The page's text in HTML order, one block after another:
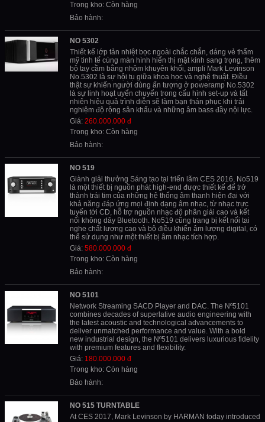
Trong kho: Còn hàng
Bảo hành:
NO 5302
Thiết kế lớp tản nhiệt bọc ngoài chắc chắn, dáng vẻ thẩm
mỹ tinh tế cùng màn hình hiển thị mặt kính sang trọng, thêm
bộ tay cầm bằng nhôm khuyên khối, ampli Mark Levinson
No.5302 là sự hội tụ giữa khoa học và nghệ thuật. Điều
thật sự khiến người dùng ấn tượng ở poweramp No.5302
là sự linh hoạt uyển chuyển trong cấu hình set-up và tất
nhiên hiệu quả trình diễn sẽ làm bạn thán phục khi trải
nghiệm độ rộng sân khấu và những âm bass đầy nội lực.
Giá: 260.000.000 đ
Trong kho: Còn hàng
Bảo hành:
NO 519
Giành giải thưởng Sáng tạo tại triển lãm CES 2016, No519
là một thiết bị nguồn phát high-end được thiết kế để trở
thành trái tim của những hệ thống âm thanh hiện đại với
khả năng đáp ứng mọi định dạng âm nhạc, từ nhạc trực
tuyến tới CD, hỗ trợ nguồn nhạc độ phân giải cao và kết
nối không dây Bluetooth. No519 cũng trang bị kết nối tai
nghe chất lượng cao và bộ điều khiển âm lượng digital, có
thể sử dụng như một thiết bị âm nhạc tích hợp.
Giá: 580.000.000 đ
Trong kho: Còn hàng
Bảo hành:
NO 5101
Network Streaming SACD Player and DAC. The Nº5101
combines decades of superlative audio engineering with
the latest acoustic and technological advancements to
deliver unmatched performance and value. With a bold
new industrial design, the Nº5101 delivers luxurious fidelity
with premium features and flexibility.
Giá: 180.000.000 đ
Trong kho: Còn hàng
Bảo hành:
NO 515 TURNTABLE
At CES 2017, Mark Levinson by HARMAN today introduced